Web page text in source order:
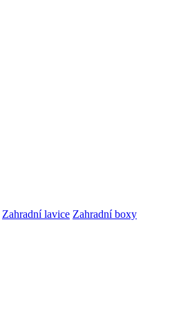
Zahradní lavice Zahradní boxy